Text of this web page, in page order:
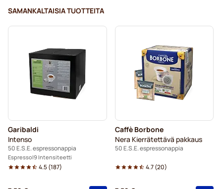
SAMANKALTAISIA TUOTTEITA
Garibaldi
Intenso
50 E.S.E. espressonappia
Espresso 9 Intensiteetti
4.5(187)
Caffè Borbone
Nera Kierrätettävä pakkaus
50 E.S.E. espressonappia
4.7(20)